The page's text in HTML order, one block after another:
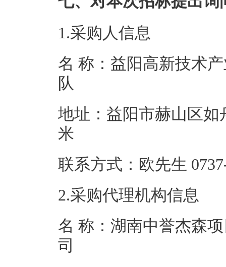
1.采购人信息
名 称：益阳高新技术
队
地址：益阳市赫山区如
米
联系方式：欧先
2.采购代理机构信息
名 称：湖南中誉杰森